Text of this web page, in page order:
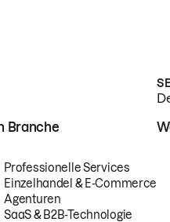
Branche
Professionelle Services
Einzelhandel & E-Commerce
Agenturen
SaaS & B2B-Technologie